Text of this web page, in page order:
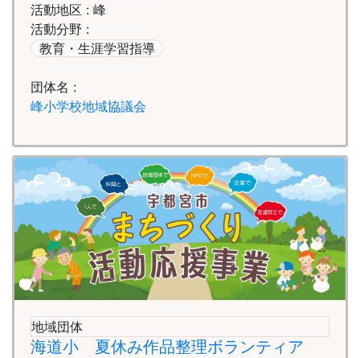
活動地区 : 峰
活動分野 :
教育・生涯学習指導
団体名 :
峰小学校地域協議会
地域団体
海道小 夏休み作品整理ボランティア